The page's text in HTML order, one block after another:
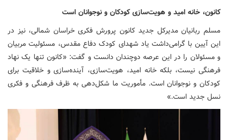
کانون، خانه امید و هویت‌سازی کودکان و نوجوانان است
مسلم ربانیان مدیرکل جدید کانون پرورش فکری خراسان شمالی، نیز در
این آیین با گرامی‌داشت یاد شهدای کودک دفاع مقدس، مسئولیت مربیان
و مسئولان را در این عرصه دوچندان دانست و گفت: «کانون تنها یک نهاد
فرهنگی نیست، بلکه خانه امید، هویت‌سازی، آینده‌سازی و خلاقیت برای
کودکان و نوجوانان است. مأموریت ما شکل‌دهی به ظرف فرهنگی و فکری
نسل جدید است.»